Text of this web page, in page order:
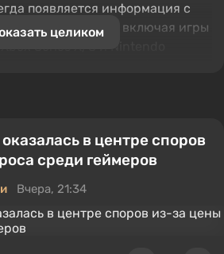
появляется информация с
или иные вещи, включая игры
целиком
в центре споров
среди геймеров
Вчера, 21:34